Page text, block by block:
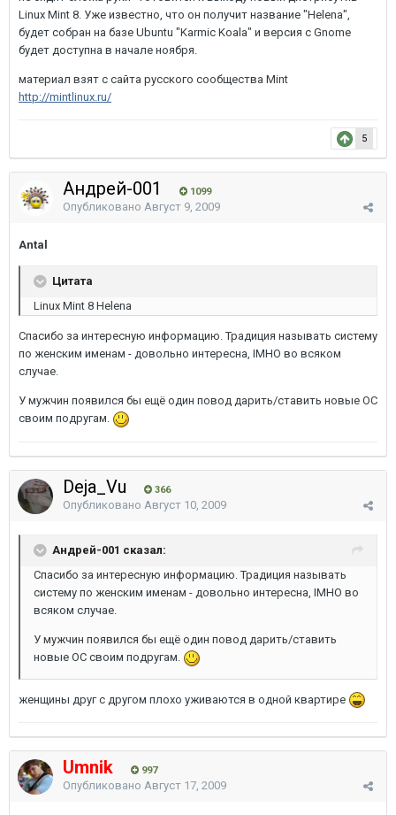
Linux Mint 8. Уже известно, что он получит название "Helena",
будет собран на базе Ubuntu "Karmic Koala" и версия с Gnome
будет доступна в начале ноября.
материал взят с сайта русского сообщества Mint
http://mintlinux.ru/
5
Андрей-001 1099
Опубликовано Август 9, 2009
Antal
Цитата
Linux Mint 8 Helena
Спасибо за интересную информацию. Традиция называть систему
по женским именам - довольно интересна, IMHO во всяком
случае.
У мужчин появился бы ещё один повод дарить/ставить новые ОС
своим подругам.
Deja_Vu 366
Опубликовано Август 10, 2009
Андрей-001 сказал:
Спасибо за интересную информацию. Традиция называть
систему по женским именам - довольно интересна, IMHO во
всяком случае.
У мужчин появился бы ещё один повод дарить/ставить
новые ОС своим подругам.
женщины друг с другом плохо уживаются в одной квартире
Umnik 997
Опубликовано Август 17, 2009